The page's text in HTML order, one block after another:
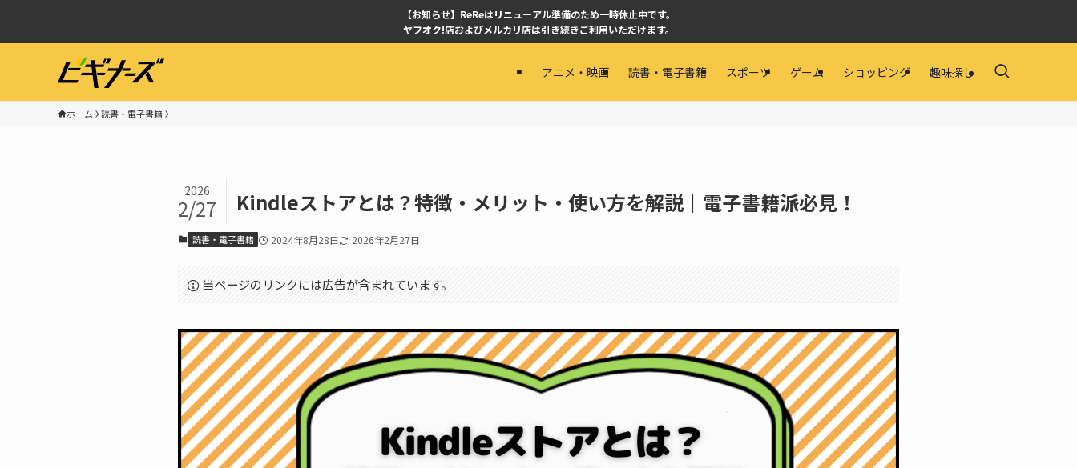
【お知らせ】ReReはリニューアル準備のため一時休止中です。
ヤフオク!店およびメルカリ店は引き続きご利用いただけます。
アニメ・映画 読書・電子書籍 スポーツ ゲーム ショッピング 趣味探し
ホーム 読書・電子書籍
Kindleストアとは？特徴・メリット・使い方を解説｜電子書籍派必見！
2026
2/27
読書・電子書籍 2024年8月28日 2026年2月27日
当ページのリンクには広告が含まれています。